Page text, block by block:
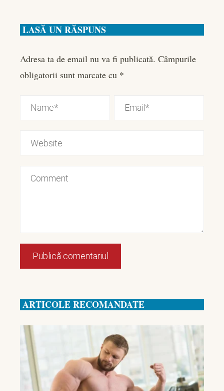
LASĂ UN RĂSPUNS
Adresa ta de email nu va fi publicată. Câmpurile
obligatorii sunt marcate cu *
ARTICOLE RECOMANDATE